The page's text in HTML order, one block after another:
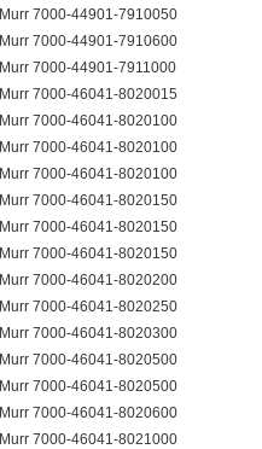
Murr 7000-44901-7910050
Murr 7000-44901-7910600
Murr 7000-44901-7911000
Murr 7000-46041-8020015
Murr 7000-46041-8020100
Murr 7000-46041-8020100
Murr 7000-46041-8020100
Murr 7000-46041-8020150
Murr 7000-46041-8020150
Murr 7000-46041-8020150
Murr 7000-46041-8020200
Murr 7000-46041-8020250
Murr 7000-46041-8020300
Murr 7000-46041-8020500
Murr 7000-46041-8020500
Murr 7000-46041-8020600
Murr 7000-46041-8021000